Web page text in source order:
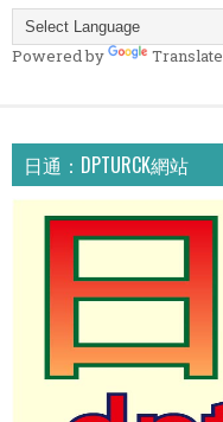
Powered by Translate
日通：DPTURCK網站